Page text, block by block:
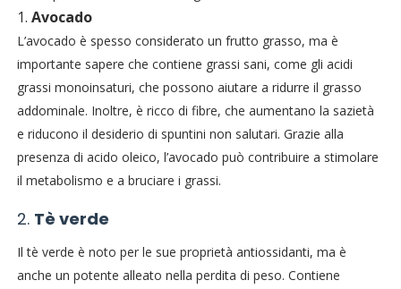
1. Avocado
L’avocado è spesso considerato un frutto grasso, ma è
importante sapere che contiene grassi sani, come gli acidi
grassi monoinsaturi, che possono aiutare a ridurre il grasso
addominale. Inoltre, è ricco di fibre, che aumentano la sazietà
e riducono il desiderio di spuntini non salutari. Grazie alla
presenza di acido oleico, l’avocado può contribuire a stimolare
il metabolismo e a bruciare i grassi.
2. Tè verde
Il tè verde è noto per le sue proprietà antiossidanti, ma è
anche un potente alleato nella perdita di peso. Contiene